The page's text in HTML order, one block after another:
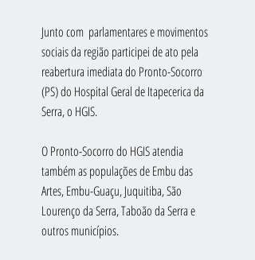
Junto com  parlamentares e movimentos
sociais da região participei de ato pela
reabertura imediata do Pronto-Socorro
(PS) do Hospital Geral de Itapecerica da
Serra, o HGIS.
O Pronto-Socorro do HGIS atendia
também as populações de Embu das
Artes, Embu-Guaçu, Juquitiba, São
Lourenço da Serra, Taboão da Serra e
outros municípios.